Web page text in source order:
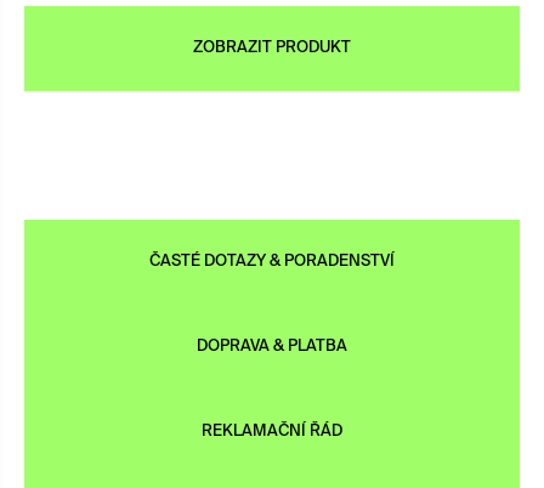
ZOBRAZIT PRODUKT
ČASTÉ DOTAZY & PORADENSTVÍ
DOPRAVA & PLATBA
REKLAMAČNÍ ŘÁD